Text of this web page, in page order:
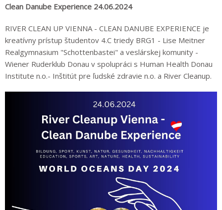
Clean Danube Experience 24.06.2024
RIVER CLEAN UP VIENNA - CLEAN DANUBE EXPERIENCE je
kreatívny prístup študentov 4.C triedy BRG1 - Lise Meitner
Realgymnasium "Schottenbastei" a veslárskej komunity -
Wiener Ruderklub Donau v spolupráci s Human Health Donau
Institute n.o.- Inštitút pre ľudské zdravie n.o. a River Cleanup.